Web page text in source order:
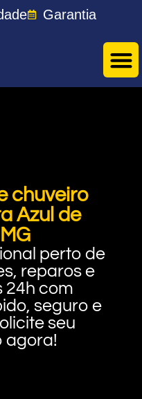
Garantia
chuveiro
Azul de
perto de
reparos e
24h com
seguro e
seu
agora!